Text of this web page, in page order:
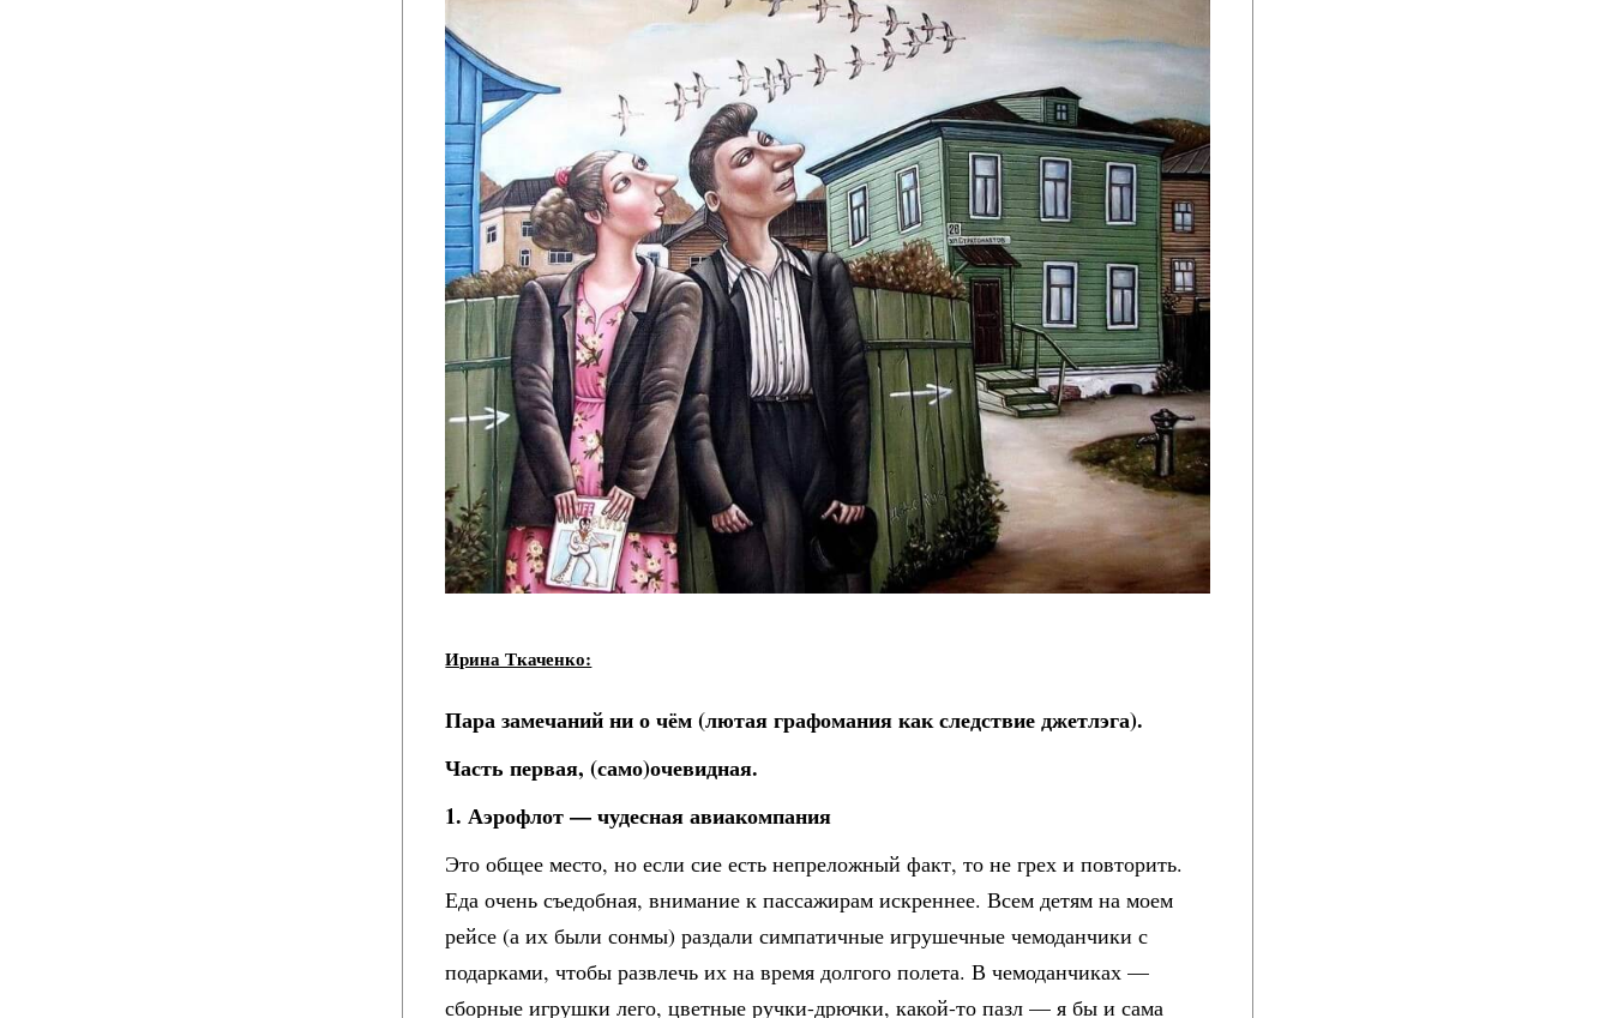
Ирина Ткаченко:
Пара замечаний ни о чём (лютая графомания как следствие джетлэга).
Часть первая, (само)очевидная.
1. Аэрофлот — чудесная авиакомпания
Это общее место, но если сие есть непреложный факт, то не грех и повторить.
Еда очень съедобная, внимание к пассажирам искреннее. Всем детям на моем
рейсе (а их были сонмы) раздали симпатичные игрушечные чемоданчики с
подарками, чтобы развлечь их на время долгого полета. В чемоданчиках —
сборные игрушки лего, цветные ручки-дрючки, какой-то пазл — я бы и сама